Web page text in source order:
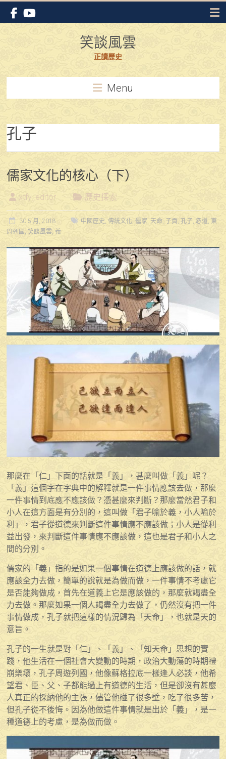
Skip
content
笑談風雲
正讀歷史
Menu
孔子
儒家文化的核心（下）
xtfy_editor 歷史探索
30 5 月, 2018 中國歷史,傳統文化,儒家, 天命,子貢,孔子,恕道, 東
周列國 , 笑談風雲,義
那麼在「仁」下面的話就是「義」，甚麼叫做「義」呢？
「義」這個字在字典中的解釋就是一件事情應該去做，那麼
一件事情到底應不應該做？憑甚麼來判斷？那麼當然君子和
小人在這方面是有分別的，這叫做「君子喻於義，小人喻於
利」，君子從道德來判斷這件事情應不應該做；小人是從利
益出發，來判斷這件事情應不應該做，這也是君子和小人之
間的分別。
儒家的「義」指的是如果一個事情在道德上應該做的話，就
應該全力去做，簡單的說就是為做而做，一件事情不考慮它
是否能夠做成，首先在道義上它是應該做的，那麼就竭盡全
力去做。那麼如果一個人竭盡全力去做了，仍然沒有把一件
事情做成，孔子就把這樣的情況歸為「天命」，也就是天的
意旨。
孔子的一生就是對「仁」、「義」、「知天命」思想的實
踐，他生活在一個社會大變動的時期，政治大動蕩的時期禮
崩樂壞，孔子周遊列國，他像蘇格拉底一樣逢人必談，他希
望君、臣、父、子都能過上有道德的生活，但是卻沒有甚麼
人真正的採納他的主張，儘管他碰了很多壁，吃了很多苦，
但孔子從不後悔。因為他做這件事情就是出於「義」，是一
種道德上的考慮，是為做而做。